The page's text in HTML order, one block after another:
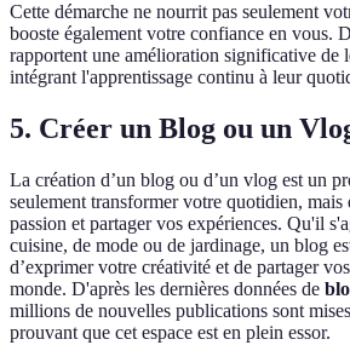
Cette démarche ne nourrit pas seulement
booste également votre confiance en vous.
rapportent une amélioration significative de
intégrant l'apprentissage continu à leur
5. Créer un Blog ou un
La création d’un blog ou d’un vlog est un
seulement transformer votre quotidien,
passion et partager vos expériences. Qu'il
cuisine, de mode ou de jardinage, un blog
d’exprimer votre créativité et de partager
monde. D'après les dernières données de
millions de nouvelles publications sont
prouvant que cet espace est en plein essor.